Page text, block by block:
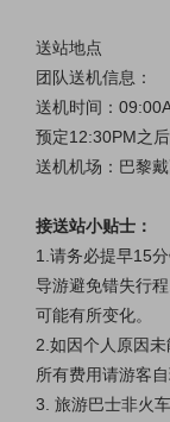
送站地点
团队送机信息：
送机时间：
预定12:30PM之
送机机场：巴黎戴
接送站小贴士：
1.请务必提早15
导游避免错失行
可能有所变化。
2.如因个人原因
所有费用请游客
3. 旅游巴士非火